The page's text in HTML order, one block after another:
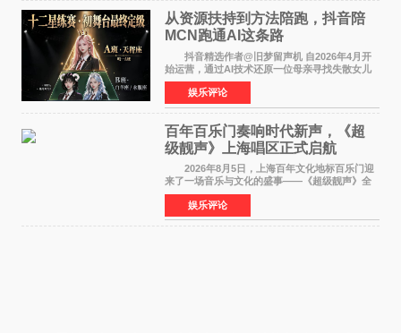
从资源扶持到方法陪跑，抖音陪
MCN跑通AI这条路
抖音精选作者@旧梦留声机 自2026年4月开
始运营，通过AI技术还原一位母亲寻找失散女儿
的故事，凭借强情感表达获得大量用户关注，发
布仅21小时便获得超1亿曝光、超1000万互动。
此后，账号持续沿
娱乐评论
百年百乐门奏响时代新声，《超
级靓声》上海唱区正式启航
2026年8月5日，上海百年文化地标百乐门迎
来了一场音乐与文化的盛事——《超级靓声》全
国励志音乐公益节目上海唱区新闻发布会暨启动
仪式在此隆重举行。各界领导、嘉宾与媒体朋友
齐聚一堂，共同
娱乐评论